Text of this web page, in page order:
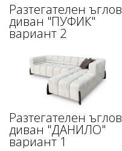
Разтегателен ъглов
диван "ПУФИК"
вариант 2
Разтегателен ъглов
диван "ДАНИЛО"
вариант 1